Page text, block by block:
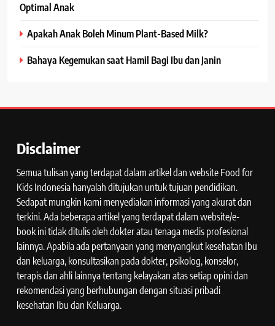
Optimal Anak
Apakah Anak Boleh Minum Plant-Based Milk?
Bahaya Kegemukan saat Hamil Bagi Ibu dan Janin
Disclaimer
Semua tulisan yang terdapat dalam artikel dan website Food for
Kids Indonesia hanyalah ditujukan untuk tujuan pendidikan.
Sedapat mungkin kami menyediakan informasi yang akurat dan
terkini. Ada beberapa artikel yang terdapat dalam website/e-
book ini tidak ditulis oleh dokter atau tenaga medis profesional
lainnya. Apabila ada pertanyaan yang menyangkut kesehatan Ibu
dan keluarga, konsultasikan pada dokter, psikolog, konselor,
terapis dan ahli lainnya tentang kelayakan atas setiap opini dan
rekomendasi yang berhubungan dengan situasi pribadi
kesehatan Ibu dan Keluarga.